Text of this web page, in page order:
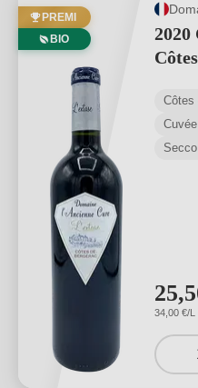
PREMI
BIO
2020
Côtes
34,00 €/L